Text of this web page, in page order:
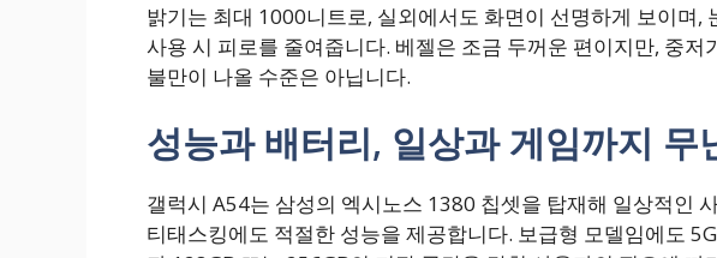
밝기는 최대 1000니트로, 실외에서도 화면이 선명하게 보이며,
사용 시 피로를 줄여줍니다. 베젤은 조금 두꺼운 편이지만, 중저
불만이 나올 수준은 아닙니다.
성능과 배터리, 일상과 게임까지 무
갤럭시 A54는 삼성의 엑시노스 1380 칩셋을 탑재해 일상적인
티태스킹에도 적절한 성능을 제공합니다. 보급형 모델임에도